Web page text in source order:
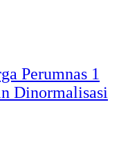
Perumnas 1
Dinormalisasi